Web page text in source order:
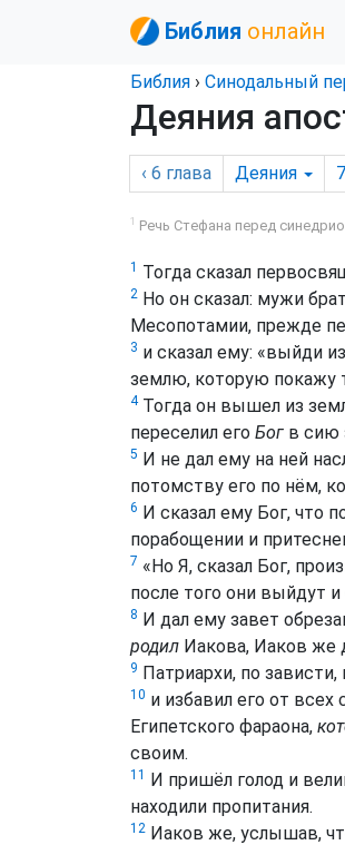
Библия онлайн
Библия › Синодальный
Деяния
‹ 6 глава Деяния 7
1 Речь Стефана перед
1 Тогда сказал
2 Но он сказал: мужи
Месопотамии, прежде
3 и сказал ему: «выйди
землю, которую покажу
4Тогда он вышел из
переселил его Бог в сию
5 И не дал ему на ней
потомству его по нём,
6 И сказал ему Бог, что
порабощении и
7 «Но Я, сказал Бог,
после того они выйдут
8 И дал ему завет
родил Иакова, Иаков же
9 Патриархи, по
10 и избавил его от всех
Египетского фараона,
своим.
11 И пришёл голод и
находили пропитания.
12 Иаков же, услышав,